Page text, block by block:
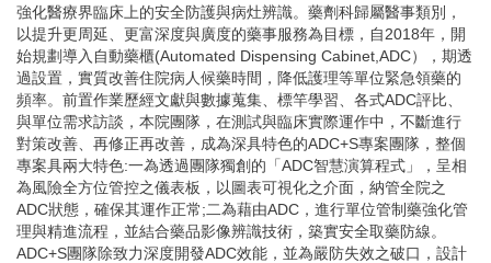
強化醫療界臨床上的安全防護與病灶辨識。藥劑科歸屬醫事類別，
以提升更周延、更富深度與廣度的藥事服務為目標，自2018年，開
始規劃導入自動藥櫃(Automated Dispensing Cabinet,ADC），期透
過設置，實質改善住院病人候藥時間，降低護理等單位緊急領藥的
頻率。前置作業歷經文獻與數據蒐集、標竿學習、各式ADC評比、
與單位需求訪談，本院團隊，在測試與臨床實際運作中，不斷進行
對策改善、再修正再改善，成為深具特色的ADC+S專案團隊，整個
專案具兩大特色:一為透過團隊獨創的「ADC智慧演算程式」，呈相
為風險全方位管控之儀表板，以圖表可視化之介面，納管全院之
ADC狀態，確保其運作正常;二為藉由ADC，進行單位管制藥強化管
理與精進流程，並結合藥品影像辨識技術，築實安全取藥防線。
ADC+S團隊除致力深度開發ADC效能，並為嚴防失效之破口，設計